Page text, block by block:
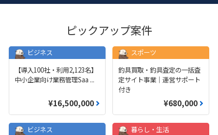
ピックアップ案件
ビジネス
【導入100社・利用2,123名】
中小企業向け業務管理Saa ...
¥16,500,000
スポーツ
釣具買取・釣具査定の一括査
定サイト事業｜運営サポート
付き
¥680,000
ビジネス
暮らし・生活